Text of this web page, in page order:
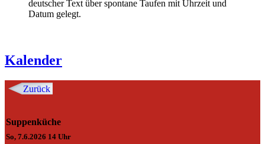
Kalender
Zurück
Suppenküche
So, 7.6.2026 14 Uhr